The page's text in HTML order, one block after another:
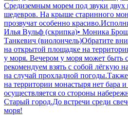
Средиземным морем под звуки
шедевров. На крыше старинного
прозвучат особенно
Илья Вульф (скрипка)• Моника
Танкевич (виолончель)Обратите
на открытой площадке на
у моря. Вечером у моря может быть
рекомендуем взять с собой лёгкую
на случай прохладной
на территории монастыря нет бара
осуществляется со стороны
Старый город.До встречи среди
моря!